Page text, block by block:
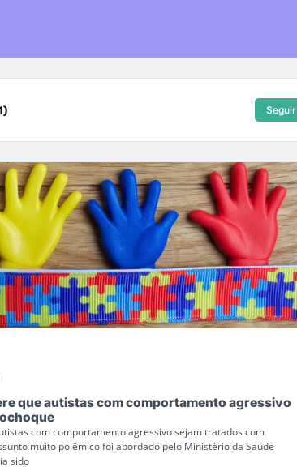
Seguir
que autistas com comportamento agressivo
com comportamento agressivo sejam tratados com
muito polêmico foi abordado pelo Ministério da Saúde
sido